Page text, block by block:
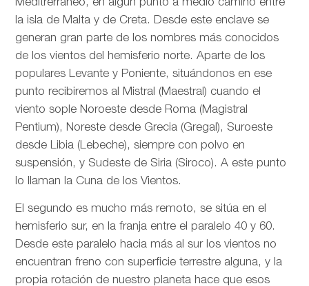
Meditrerráneo, en algún punto a medio camino entre
la isla de Malta y de Creta. Desde este enclave se
generan gran parte de los nombres más conocidos
de los vientos del hemisferio norte. Aparte de los
populares Levante y Poniente, situándonos en ese
punto recibiremos al Mistral (Maestral) cuando el
viento sople Noroeste desde Roma (Magistral
Pentium), Noreste desde Grecia (Gregal), Suroeste
desde Libia (Lebeche), siempre con polvo en
suspensión, y Sudeste de Siria (Siroco). A este punto
lo llaman la Cuna de los Vientos.
El segundo es mucho más remoto, se sitúa en el
hemisferio sur, en la franja entre el paralelo 40 y 60.
Desde este paralelo hacia más al sur los vientos no
encuentran freno con superficie terrestre alguna, y la
propia rotación de nuestro planeta hace que esos